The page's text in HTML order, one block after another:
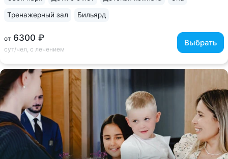
от 6300 ₽
сут/чел, с лечением
Выбрать
Тренажерный зал Бильярд